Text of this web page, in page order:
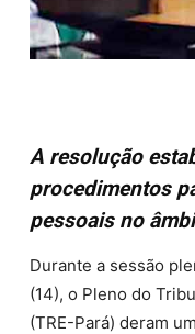
A resolução
procedimentos
pessoais no
Durante a sessão
(14), o Pleno do
(TRE-Pará) deram